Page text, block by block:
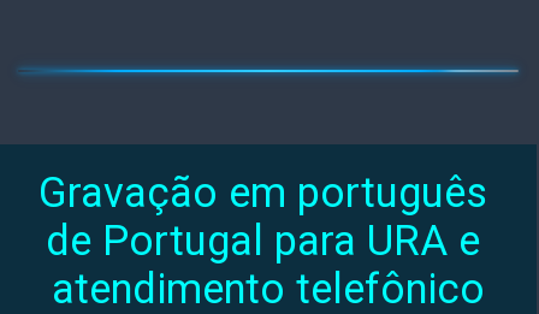
Gravação em português
de Portugal para URA e
atendimento telefônico